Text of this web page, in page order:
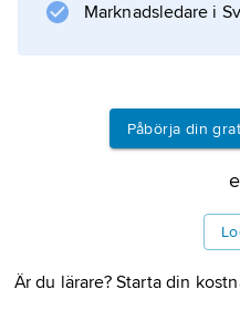
Marknadsledare i
Påbörja din
Är du lärare? Starta din